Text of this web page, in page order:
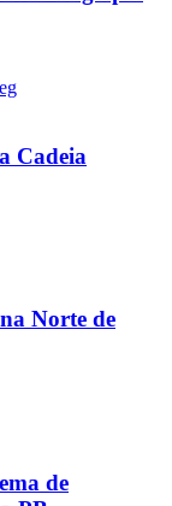
Cadeia
Norte de
de